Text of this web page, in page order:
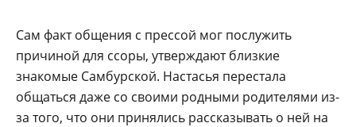
Сам факт общения с прессой мог послужить
причиной для ссоры, утверждают близкие
знакомые Самбурской. Настасья перестала
общаться даже со своими родными родителями из-
за того, что они принялись рассказывать о ней на